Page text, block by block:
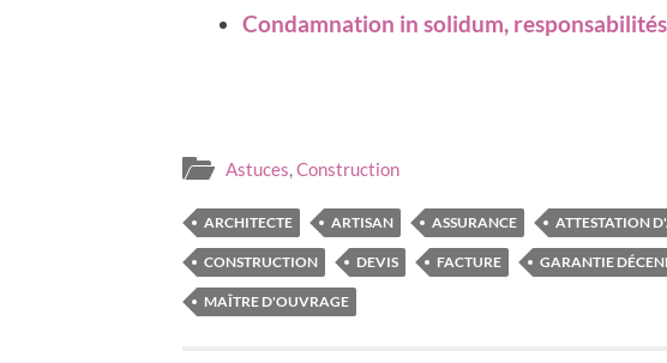
Condamnation in solidum,
Astuces,Construction
ARCHITECTE ARTISAN ASSURANCE ATTESTATION
CONSTRUCTION DEVIS FACTURE GARANTIE
MAÎTRE D'OUVRAGE